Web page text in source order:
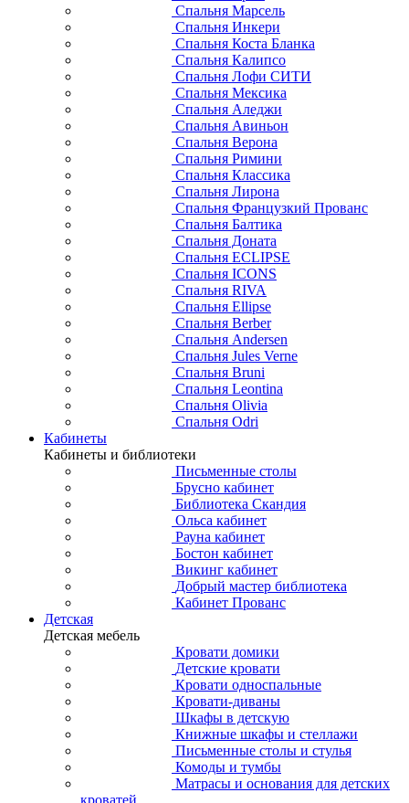
Спальня Марсель
Спальня Инкери
Спальня Коста Бланка
Спальня Калипсо
Спальня Лофи СИТИ
Спальня Мексика
Спальня Аледжи
Спальня Авиньон
Спальня Верона
Спальня Римини
Спальня Классика
Спальня Лирона
Спальня Французкий Прованс
Спальня Балтика
Спальня Доната
Спальня ECLIPSE
Спальня ICONS
Спальня RIVA
Спальня Ellipse
Спальня Berber
Спальня Andersen
Спальня Jules Verne
Спальня Bruni
Спальня Leontina
Спальня Olivia
Спальня Odri
Кабинеты
Кабинеты и библиотеки
Письменные столы
Брусно кабинет
Библиотека Скандия
Ольса кабинет
Рауна кабинет
Бостон кабинет
Викинг кабинет
Добрый мастер библиотека
Кабинет Прованс
Детская
Детская мебель
Кровати домики
Детские кровати
Кровати односпальные
Кровати-диваны
Шкафы в детскую
Книжные шкафы и стеллажи
Письменные столы и стулья
Комоды и тумбы
Матрасы и основания для детских
кроватей